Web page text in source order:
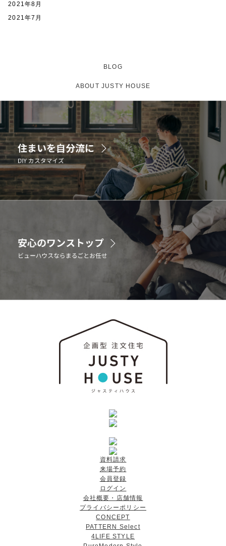
2021年8月
2021年7月
BLOG
ABOUT JUSTY HOUSE
資料請求
来場予約
会員登録
ログイン
会社概要・店舗情報
プライバシーポリシー
CONCEPT
PATTERN Select
4LIFE STYLE